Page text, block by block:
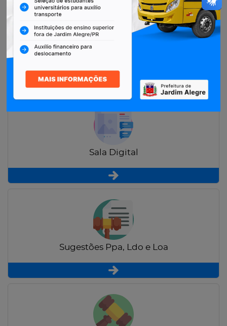
Restituição de Contribuintes
Sala Digital
Sugestões Ppa, Ldo e Loa